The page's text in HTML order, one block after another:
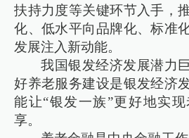
扶持力度等关键环节入手，
化、低水平向品牌化、标准
发展注入新动能。
我国银发经济发展潜力
好养老服务建设是银发经济
能让“银发一族”更好地实
享。